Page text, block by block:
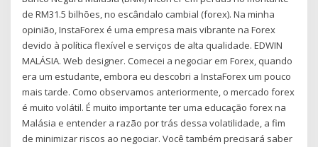
de RM31.5 bilhões, no escândalo cambial (forex). Na minha
opinião, InstaForex é uma empresa mais vibrante na Forex
devido à política flexível e serviços de alta qualidade. EDWIN
MALÁSIA. Web designer. Comecei a negociar em Forex, quando
era um estudante, embora eu descobri a InstaForex um pouco
mais tarde. Como observamos anteriormente, o mercado forex
é muito volátil. É muito importante ter uma educação forex na
Malásia e entender a razão por trás dessa volatilidade, a fim
de minimizar riscos ao negociar. Você também precisará saber